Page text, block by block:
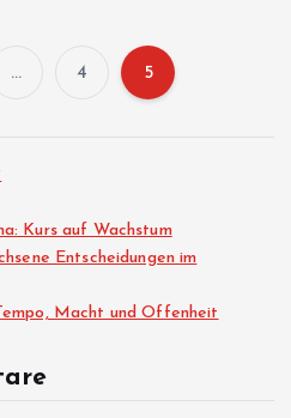
i
t
e
n
… 4 5
Kurs auf Wachstum
Entscheidungen im
Macht und Offenheit